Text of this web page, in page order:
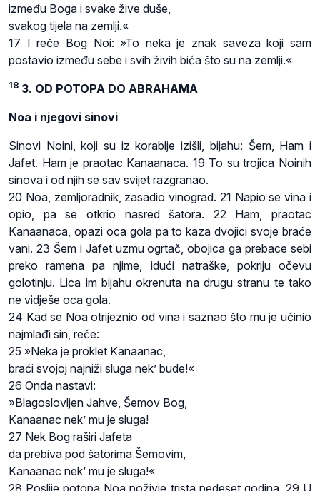
između Boga i svake žive duše,
svakog tijela na zemlji.«
17 I reče Bog Noi: »To neka je znak saveza koji sam
postavio između sebe i svih živih bića što su na zemlji.«
18 3. OD POTOPA DO ABRAHAMA
Noa i njegovi sinovi
Sinovi Noini, koji su iz korablje izišli, bijahu: Šem, Ham i
Jafet. Ham je praotac Kanaanaca. 19 To su trojica Noinih
sinova i od njih se sav svijet razgranao.
20 Noa, zemljoradnik, zasadio vinograd. 21 Napio se vina i
opio, pa se otkrio nasred šatora. 22 Ham, praotac
Kanaanaca, opazi oca gola pa to kaza dvojici svoje braće
vani. 23 Šem i Jafet uzmu ogrtač, obojica ga prebace sebi
preko ramena pa njime, idući natraške, pokriju očevu
golotinju. Lica im bijahu okrenuta na drugu stranu te tako
ne vidješe oca gola.
24 Kad se Noa otrijeznio od vina i saznao što mu je učinio
najmlađi sin, reče:
25 »Neka je proklet Kanaanac,
braći svojoj najniži sluga nek’ bude!«
26 Onda nastavi:
»Blagoslovljen Jahve, Šemov Bog,
Kanaanac nek’ mu je sluga!
27 Nek Bog raširi Jafeta
da prebiva pod šatorima Šemovim,
Kanaanac nek’ mu je sluga!«
28 Poslije potopa Noa poživje trista pedeset godina. 29 U